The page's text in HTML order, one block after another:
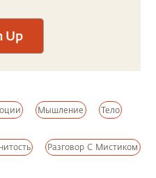
Up
Мышление Тело
Разговор С Мистиком